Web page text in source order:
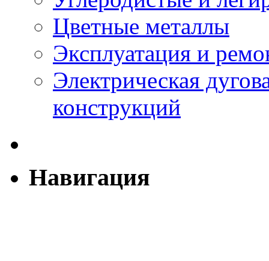
Цветные металлы
Эксплуатация и
Электрическая
конструкций
Навигация